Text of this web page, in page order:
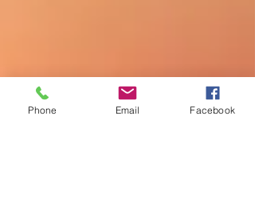
Phone Email Facebook